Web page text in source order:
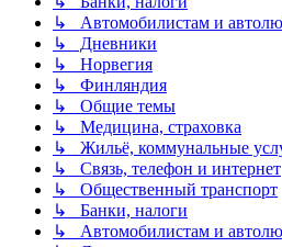
↳ Автомобилистам и
↳ Дневники
↳ Норвегия
↳ Финляндия
↳ Общие темы
↳ Медицина, страховка
↳ Жильё, коммунальные
↳ Связь, телефон и интернет
↳ Общественный транспорт
↳ Банки, налоги
↳ Автомобилистам и